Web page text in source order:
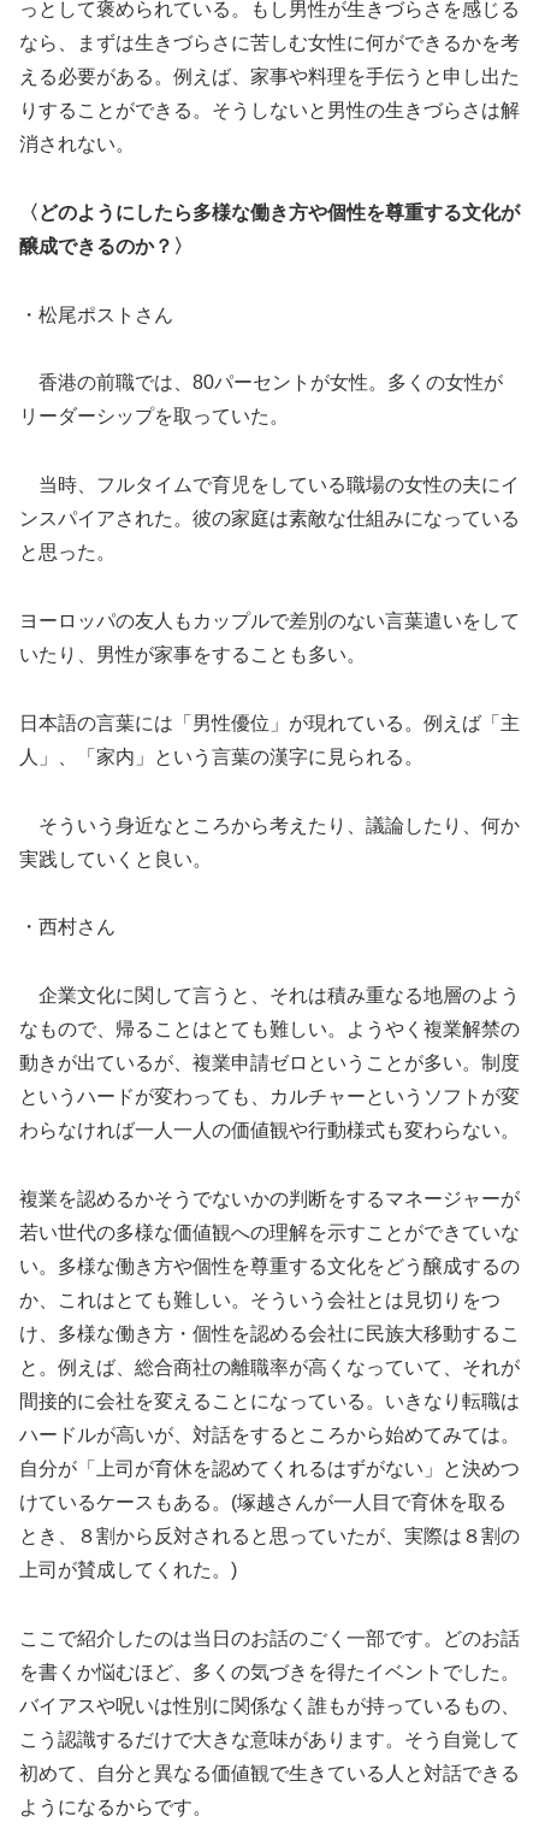
っとして褒められている。もし男性が生きづらさを感じる
なら、まずは生きづらさに苦しむ女性に何ができるかを考
える必要がある。例えば、家事や料理を手伝うと申し出た
りすることができる。そうしないと男性の生きづらさは解
消されない。
〈どのようにしたら多様な働き方や個性を尊重する文化が
醸成できるのか？〉
・松尾ポストさん
香港の前職では、80パーセントが女性。多くの女性が
リーダーシップを取っていた。
当時、フルタイムで育児をしている職場の女性の夫にイ
ンスパイアされた。彼の家庭は素敵な仕組みになっている
と思った。
ヨーロッパの友人もカップルで差別のない言葉遣いをして
いたり、男性が家事をすることも多い。
日本語の言葉には「男性優位」が現れている。例えば「主
人」、「家内」という言葉の漢字に見られる。
そういう身近なところから考えたり、議論したり、何か
実践していくと良い。
・西村さん
企業文化に関して言うと、それは積み重なる地層のよう
なもので、帰ることはとても難しい。ようやく複業解禁の
動きが出ているが、複業申請ゼロということが多い。制度
というハードが変わっても、カルチャーというソフトが変
わらなければ一人一人の価値観や行動様式も変わらない。
複業を認めるかそうでないかの判断をするマネージャーが
若い世代の多様な価値観への理解を示すことができていな
い。多様な働き方や個性を尊重する文化をどう醸成するの
か、これはとても難しい。そういう会社とは見切りをつ
け、多様な働き方・個性を認める会社に民族大移動するこ
と。例えば、総合商社の離職率が高くなっていて、それが
間接的に会社を変えることになっている。いきなり転職は
ハードルが高いが、対話をするところから始めてみては。
自分が「上司が育休を認めてくれるはずがない」と決めつ
けているケースもある。(塚越さんが一人目で育休を取る
とき、８割から反対されると思っていたが、実際は８割の
上司が賛成してくれた。)
ここで紹介したのは当日のお話のごく一部です。どのお話
を書くか悩むほど、多くの気づきを得たイベントでした。
バイアスや呪いは性別に関係なく誰もが持っているもの、
こう認識するだけで大きな意味があります。そう自覚して
初めて、自分と異なる価値観で生きている人と対話できる
ようになるからです。